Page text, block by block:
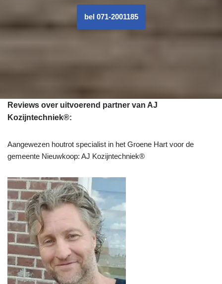
bel 071-2001185
Reviews over uitvoerend partner van AJ
Kozijntechniek®:
Aangewezen houtrot specialist in het Groene Hart voor de
gemeente Nieuwkoop: AJ Kozijntechniek®